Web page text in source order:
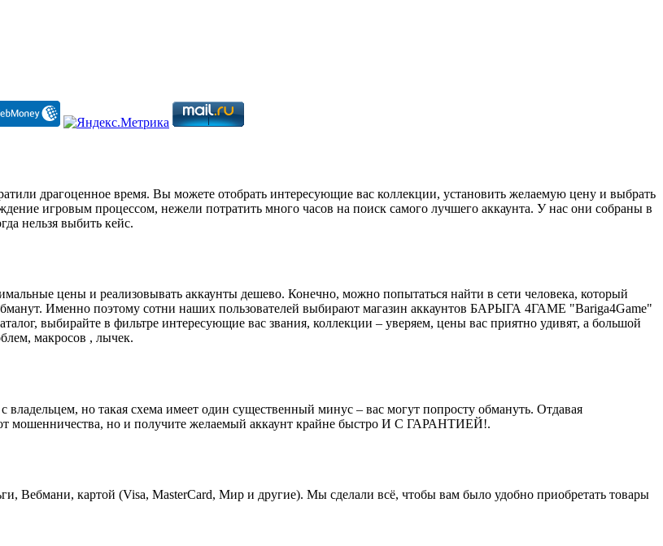
драгоценное время. Вы можете отобрать интересующие вас коллекции, установить желаемую цену и выбрать
игровым процессом, нежели потратить много часов на поиск самого лучшего аккаунта. У нас они собраны в
нельзя выбить кейс.
цены и реализовывать аккаунты дешево. Конечно, можно попытаться найти в сети человека, который
обманут. Именно поэтому сотни наших пользователей выбирают магазин аккаунтов БАРЫГА 4ГАМЕ "Bariga4Game"
выбирайте в фильтре интересующие вас звания, коллекции – уверяем, цены вас приятно удивят, а большой
макросов , лычек.
но такая схема имеет один существенный минус – вас могут попросту обмануть. Отдавая
мошенничества, но и получите желаемый аккаунт крайне быстро И С ГАРАНТИЕЙ!.
Вебмани, картой (Visa, MasterCard, Мир и другие). Мы сделали всё, чтобы вам было удобно приобретать товары